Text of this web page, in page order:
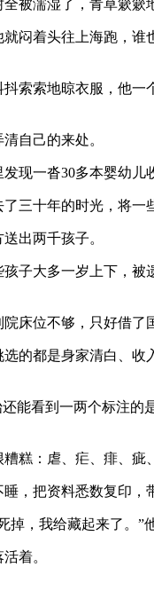
濡湿了，青草簌簌
着头往上海跑，谁
索地晾衣服，他一
自己的来处。
一沓30多本婴幼儿
十年的时光，将一
出两千孩子。
大多一岁上下，被
位不够，只好借了
都是身家清白、收
看到一两个标注的
：虐、疟、痱、疵
把资料悉数复印，
，我给藏起来了。”他
着。